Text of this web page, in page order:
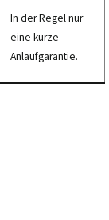
In der Regel nur
eine kurze
Anlaufgarantie.